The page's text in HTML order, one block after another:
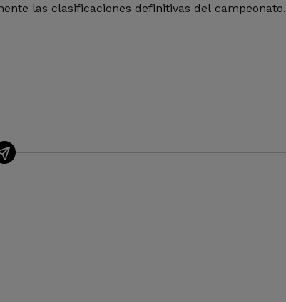
las clasificaciones definitivas del campeonato.